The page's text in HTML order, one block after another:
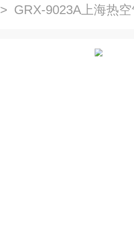
> GRX-9023A上海热